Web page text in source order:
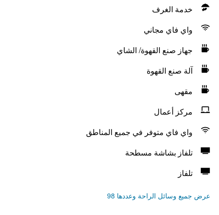
خدمة الغرف
واي فاي مجاني
جهاز صنع القهوة/ الشاي
آلة صنع القهوة
مقهى
مركز أعمال
واي فاي متوفر في جميع المناطق
تلفاز بشاشة مسطحة
تلفاز
عرض جميع وسائل الراحة وعددها 98